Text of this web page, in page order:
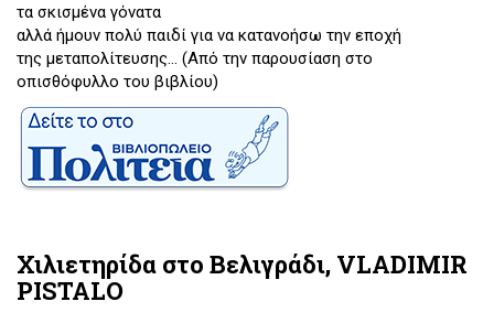
τα σκισμένα γόνατα
αλλά ήμουν πολύ παιδί για να κατανοήσω την εποχή
της μεταπολίτευσης... (Από την παρουσίαση στο
οπισθόφυλλο του βιβλίου)
Χιλιετηρίδα στο Βελιγράδι, VLADIMIR
PISTALO